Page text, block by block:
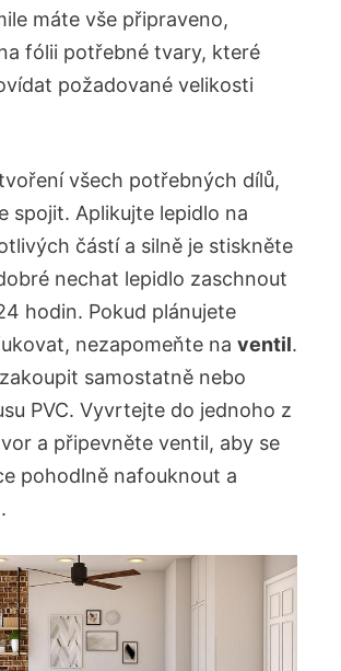
máte vše připraveno,
fólii potřebné tvary, které
požadované velikosti
všech potřebných dílů,
spojit. Aplikujte lepidlo na
částí a silně je stiskněte
nechat lepidlo zaschnout
hodin. Pokud plánujete
nezapomeňte na ventil.
samostatně nebo
PVC. Vyvrtejte do jednoho z
a připevněte ventil, aby se
pohodlně nafouknout a